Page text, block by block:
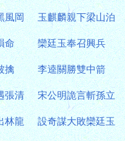
風岡 玉麒麟親下梁山泊
命 欒廷玉奉召興兵
擒 李逵關勝雙中箭
張清 宋公明詭言斬孫立
林龍 設奇謀大敗欒廷玉